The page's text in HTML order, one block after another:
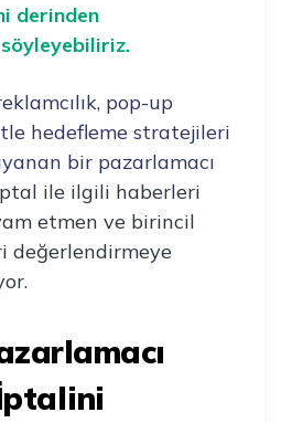
derinden
pop-up
hedefleme stratejileri
bir pazarlamacı
ile ilgili haberleri
etmen ve birincil